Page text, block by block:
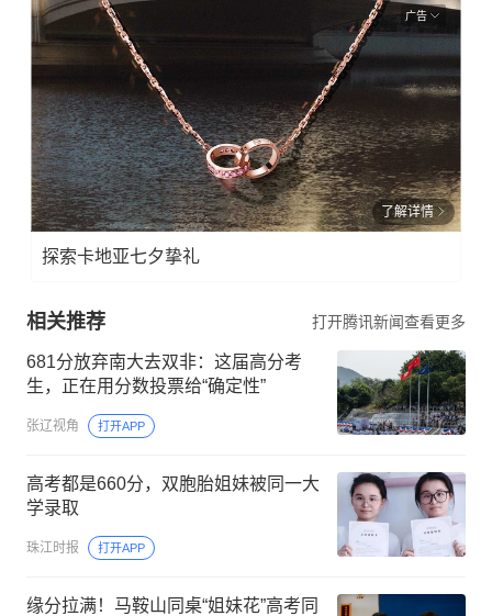
广告
了解详情
探索卡地亚七夕挚礼
相关推荐 打开腾讯新闻查看更多
681分放弃南大去双非：这届高分考
生，正在用分数投票给“确定性”
张辽视角 打开APP
高考都是660分，双胞胎姐妹被同一大
学录取
珠江时报 打开APP
缘分拉满！马鞍山同桌“姐妹花”高考同